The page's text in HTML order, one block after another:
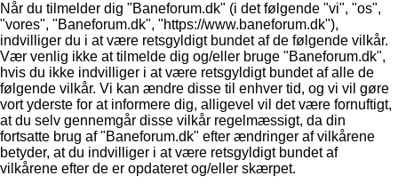
Når du tilmelder dig "Baneforum.dk" (i det følgende "vi", "os",
"vores", "Baneforum.dk", "https://www.baneforum.dk"),
indvilliger du i at være retsgyldigt bundet af de følgende vilkår.
Vær venlig ikke at tilmelde dig og/eller bruge "Baneforum.dk",
hvis du ikke indvilliger i at være retsgyldigt bundet af alle de
følgende vilkår. Vi kan ændre disse til enhver tid, og vi vil gøre
vort yderste for at informere dig, alligevel vil det være fornuftigt,
at du selv gennemgår disse vilkår regelmæssigt, da din
fortsatte brug af "Baneforum.dk" efter ændringer af vilkårene
betyder, at du indvilliger i at være retsgyldigt bundet af
vilkårene efter de er opdateret og/eller skærpet.